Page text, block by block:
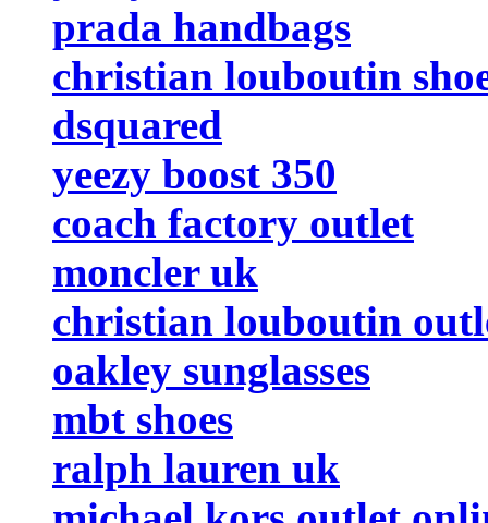
prada handbags
christian louboutin
dsquared
yeezy boost 350
coach factory outlet
moncler uk
christian louboutin
oakley sunglasses
mbt shoes
ralph lauren uk